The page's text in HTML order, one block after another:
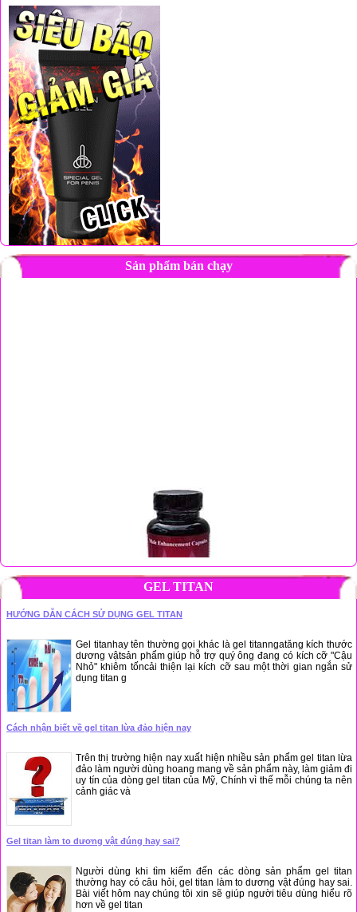
Sản phẩm bán chạy
1.200.000 đ
VIÊN UỐNG CRAVIMAX HỖ TRỢ CHỐNG XUẤT TINH SỚM CỦA USA
480.000 đ
Kem dưỡng trắng da toàn thân ban ngày Korian Beauty - Win’skin Day
GEL TITAN
HƯỚNG DẪN CÁCH SỬ DỤNG GEL TITAN
Gel titanhay tên thường gọi khác là gel titanngatăng kích thước
dương vậtsản phẩm giúp hỗ trợ quý ông đang có kích cỡ "Cậu
Nhỏ" khiêm tốncải thiện lại kích cỡ sau một thời gian ngắn sử
dụng titan g
Cách nhận biết về gel titan lừa đảo hiện nay
Trên thị trường hiện nay xuất hiện nhiều sản phẩm gel titan lừa
đảo làm người dùng hoang mang về sản phẩm này, làm giảm đi
uy tín của dòng gel titan của Mỹ, Chính vì thế mỗi chúng ta nên
cảnh giác và
Gel titan làm to dương vật đúng hay sai?
Người dùng khi tìm kiếm đến các dòng sản phẩm gel titan
thường hay có câu hỏi, gel titan làm to dương vật đúng hay sai.
Bài viết hôm nay chúng tôi xin sẽ giúp người tiêu dùng hiểu rõ
hơn về gel titan